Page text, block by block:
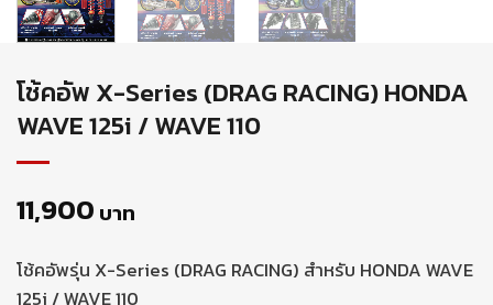
โช้คอัพ X-Series (DRAG RACING) HONDA
WAVE 125i / WAVE 110
11,900 บาท
โช้คอัพรุ่น X-Series (DRAG RACING) สำหรับ HONDA WAVE
125i / WAVE 110